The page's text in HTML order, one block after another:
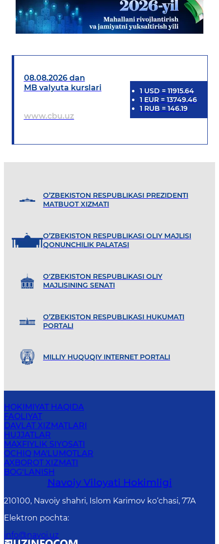
08.08.2026 dan
MB valyuta kurslari
www.cbu.uz
1 USD = 11915.64
1 EUR= 13749.46
1 RUB = 146.19
O’ZBEKISTON RESPUBLIKASI PREZIDENTI
MATBUOT XIZMATI
O’ZBEKISTON RESPUBLIKASI OLIY MAJLISI
QONUNCHILIK PALATASI
O'ZBEKISTON RESPUBLIKASI OLIY
MAJLISINING SENATI
O’ZBEKISTON RESPUBLIKASI HUKUMATI
PORTALI
MILLIY HUQUQIY INTERNET PORTALI
HOKIMIYAT HAQIDA
FAOLIYAT
DAVLAT XIZMATLARI
HUJJATLAR
MAXFIYLIK SIYOSATI
OCHIQ MA'LUMOTLAR
AXBOROT XIZMATI
BOG‘LANISH
Navoiy Vilоyati Hоkimligi
210100, Nаvоiy shаhri, Islom Karimov ko‘chаsi, 77A
Elektron pochta:
info@navoi.uz